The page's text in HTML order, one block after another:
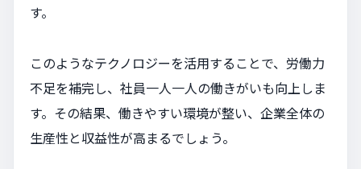
す。
このようなテクノロジーを活用することで、労働力
不足を補完し、社員一人一人の働きがいも向上しま
す。その結果、働きやすい環境が整い、企業全体の
生産性と収益性が高まるでしょう。